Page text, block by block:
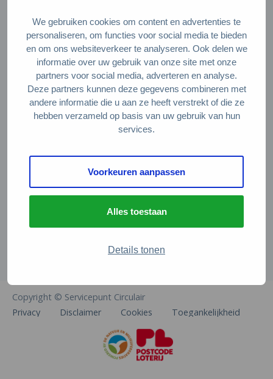
We gebruiken cookies om content en advertenties te
personaliseren, om functies voor social media te bieden
en om ons websiteverkeer te analyseren. Ook delen we
informatie over uw gebruik van onze site met onze
partners voor social media, adverteren en analyse.
Deze partners kunnen deze gegevens combineren met
andere informatie die u aan ze heeft verstrekt of die ze
hebben verzameld op basis van uw gebruik van hun
services.
Voorkeuren aanpassen
Alles toestaan
Details tonen
Wie zijn wij?
Over ons
Stel je vraag
Servicepunt Team
Veelgestelde vragen
De Natuur en Milieufederaties
Arthur van Schendelstraat 600
info@natuurenmilieufederaties.nl
Copyright © Servicepunt Circulair
Privacy
Disclaimer Cookies Toegankelijkheid